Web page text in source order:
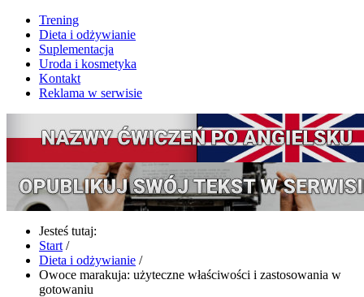
Trening
Dieta i odżywianie
Suplementacja
Uroda i kosmetyka
Kontakt
Reklama w serwisie
Jesteś tutaj:
Start /
Dieta i odżywianie /
Owoce marakuja: użyteczne właściwości i zastosowania w
gotowaniu